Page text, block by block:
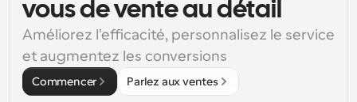
vous de vente au détail
Améliorez l'efficacité, personnalisez le service
et augmentez les conversions
Commencer Parlez aux ventes